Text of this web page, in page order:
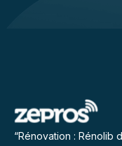
“Rénovation : Rénolib